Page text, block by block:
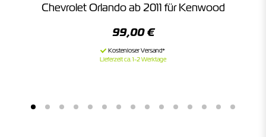
Chevrolet Orlando ab 2011 für Kenwood
99,00 €
Lieferzeit ca. 1-2 Werktage